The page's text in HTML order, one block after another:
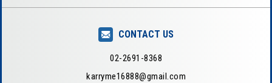
CONTACT US
02-2691-8368
karryme16888@gmail.com